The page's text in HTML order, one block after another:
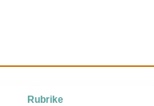
Rubrike